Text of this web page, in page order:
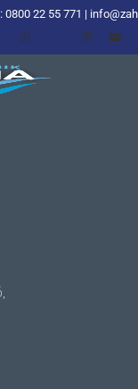
0800 22 55 771 |